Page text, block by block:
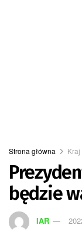
Strona główna
będzie
IAR